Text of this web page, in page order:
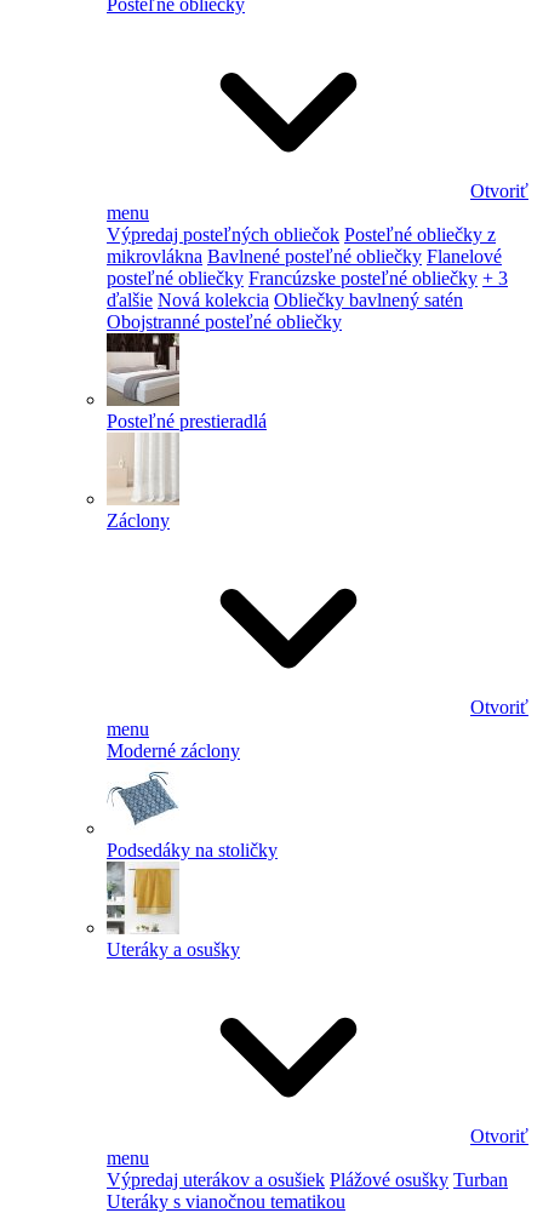
Posteľné obliečky
Otvoriť
menu
Výpredaj posteľných obliečok Posteľné obliečky z
mikrovlákna Bavlnené posteľné obliečky Flanelové
posteľné obliečky Francúzske posteľné obliečky + 3
ďalšie Nová kolekcia Obliečky bavlnený satén
Obojstranné posteľné obliečky
Posteľné prestieradlá
Záclony
Otvoriť
menu
Moderné záclony
Podsedáky na stoličky
Uteráky a osušky
Otvoriť
menu
Výpredaj uterákov a osušiek Plážové osušky Turban
Uteráky s vianočnou tematikou